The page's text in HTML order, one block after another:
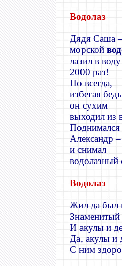
Водолаз
Дядя Саша
морской
лазил в воду
2000 раз!
Но всегда,
избегая
он сухим
выходил из
Поднимался
Александр –
и снимал
водолазный
Водолаз
Жил да был
И акулы и
Да, акулы и
С ним